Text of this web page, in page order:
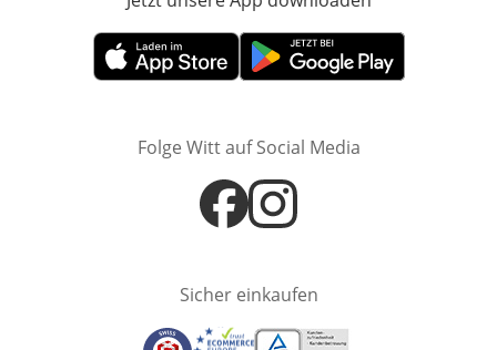
Öffnet in neuem FensterÖffnet in neuem Fenster
Folge Witt auf Social Media
Öffnet in neuem Fenster
Öffnet in neuem Fenster
Sicher einkaufen